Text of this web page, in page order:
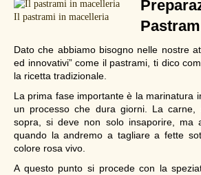
Il pastrami in macelleria
Dato che abbiamo bisogno nelle nostre
ed innovativi” come il pastrami, ti dico
la ricetta tradizionale.
La prima fase importante è la marinatura
un processo che dura giorni. La carne,
sopra, si deve non solo insaporire, ma
quando la andremo a tagliare a fette
colore rosa vivo.
A questo punto si procede con la